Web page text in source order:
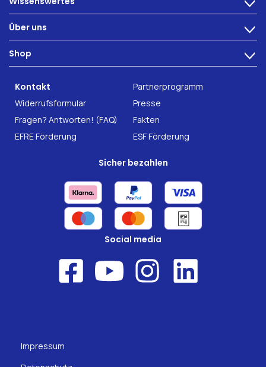
>
Ernährung
Darmgesundheit
Über uns >
Technologie
Karriere
Forschung
Shop >
INTEST.pro
Nahrungsergänzung
Kontakt
Partnerprogramm
Widerrufsformular
Presse
Fragen? Antworten! (FAQ)
Fakten
EFRE Förderung
ESF Förderung
Sicher bezahlen
Social media
Impressum